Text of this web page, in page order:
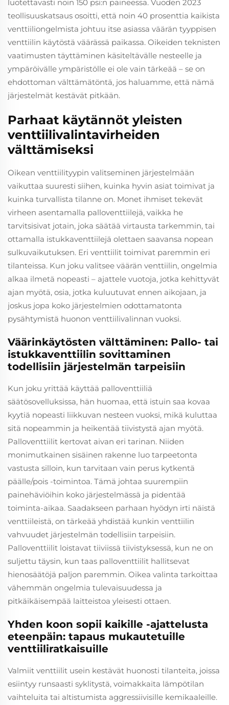
luotettavasti noin 150 psi:n paineessa. Vuoden 2023
teollisuuskatsaus osoitti, että noin 40 prosenttia kaikista
venttiiliongelmista johtuu itse asiassa väärän tyyppisen
venttiilin käytöstä väärässä paikassa. Oikeiden teknisten
vaatimusten täyttäminen käsiteltävälle nesteelle ja
ympäröivälle ympäristölle ei ole vain tärkeää – se on
ehdottoman välttämätöntä, jos haluamme, että nämä
järjestelmät kestävät pitkään.
Parhaat käytännöt yleisten
venttiilivalintavirheiden
välttämiseksi
Oikean venttiilityypin valitseminen järjestelmään
vaikuttaa suuresti siihen, kuinka hyvin asiat toimivat ja
kuinka turvallista tilanne on. Monet ihmiset tekevät
virheen asentamalla palloventtiilejä, vaikka he
tarvitsisivat jotain, joka säätää virtausta tarkemmin, tai
ottamalla istukkaventtiilejä olettaen saavansa nopean
sulkuvaikutuksen. Eri venttiilit toimivat paremmin eri
tilanteissa. Kun joku valitsee väärän venttiilin, ongelmia
alkaa ilmetä nopeasti – ajattele vuotoja, jotka kehittyvät
ajan myötä, osia, jotka kuluutuvat ennen aikojaan, ja
joskus jopa koko järjestelmien odottamatonta
pysähtymistä huonon venttiilivalinnan vuoksi.
Väärinkäytösten välttäminen: Pallo- tai
istukkaventtiilin sovittaminen
todellisiin järjestelmän tarpeisiin
Kun joku yrittää käyttää palloventtiiliä
säätösovelluksissa, hän huomaa, että istuin saa kovaa
kyytiä nopeasti liikkuvan nesteen vuoksi, mikä kuluttaa
sitä nopeammin ja heikentää tiivistystä ajan myötä.
Palloventtiilit kertovat aivan eri tarinan. Niiden
monimutkainen sisäinen rakenne luo tarpeetonta
vastusta silloin, kun tarvitaan vain perus kytkentä
päälle/pois -toimintoa. Tämä johtaa suurempiin
painehäviöihin koko järjestelmässä ja pidentää
toiminta-aikaa. Saadakseen parhaan hyödyn irti näistä
venttiileistä, on tärkeää yhdistää kunkin venttiilin
vahvuudet järjestelmän todellisiin tarpeisiin.
Palloventtiilit loistavat tiiviissä tiivistyksessä, kun ne on
suljettu täysin, kun taas palloventtiilit hallitsevat
hienosäätöjä paljon paremmin. Oikea valinta tarkoittaa
vähemmän ongelmia tulevaisuudessa ja
pitkäikäisempää laitteistoa yleisesti ottaen.
Yhden koon sopii kaikille -ajattelusta
eteenpäin: tapaus mukautetuille
venttiiliratkaisuille
Valmiit venttiilit usein kestävät huonosti tilanteita, joissa
esiintyy runsaasti syklitystä, voimakkaita lämpötilan
vaihteluita tai altistumista aggressiivisille kemikaaleille.